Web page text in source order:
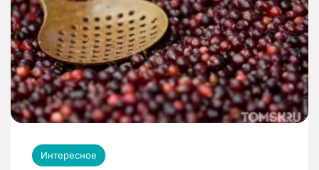
Интересное